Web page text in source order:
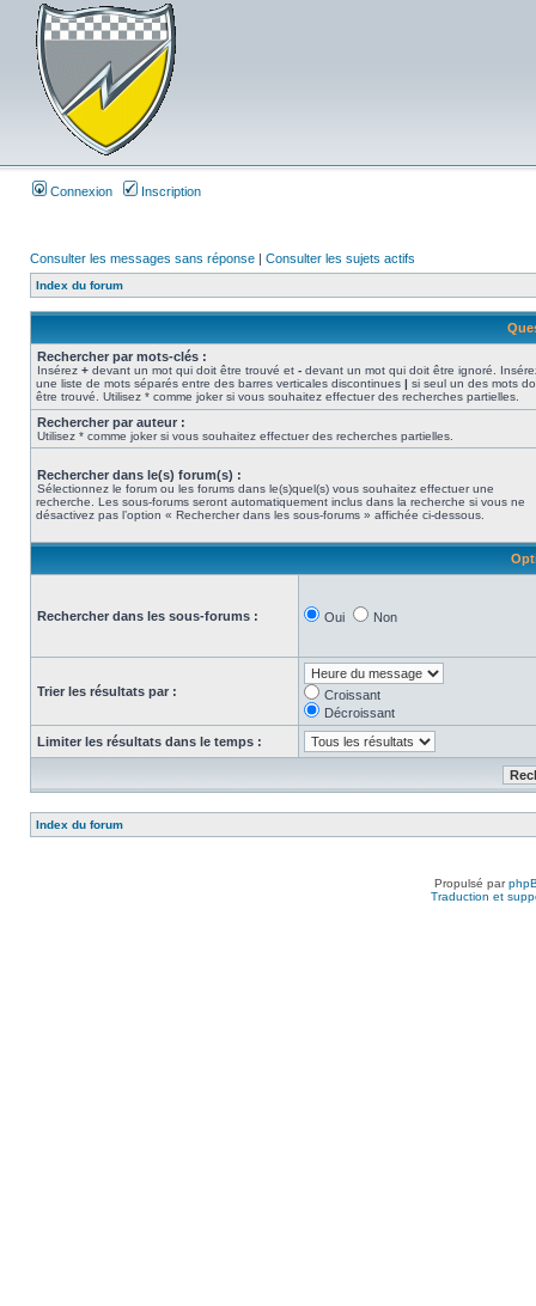
Connexion Inscription
Consulter les messages sans réponse | Consulter les sujets actifs
Index du forum
Rechercher par mots-clés :
Insérez + devant un mot qui doit être trouvé et - devant un mot qui doit être ignoré.
une liste de mots séparés entre des barres verticales discontinues | si seul un des mots
être trouvé. Utilisez * comme joker si vous souhaitez effectuer des recherches partielles.
Rechercher par auteur :
Utilisez * comme joker si vous souhaitez effectuer des recherches partielles.
Rechercher dans le(s) forum(s) :
Sélectionnez le forum ou les forums dans le(s)quel(s) vous souhaitez effectuer une
recherche. Les sous-forums seront automatiquement inclus dans la recherche si vous ne
désactivez pas l’option « Rechercher dans les sous-forums » affichée ci-dessous.
Rechercher dans les sous-forums : Oui Non
Trier les résultats par :
Croissant
Décroissant
Limiter les résultats dans le temps :
Index du forum
Propulsé par
Traduction et